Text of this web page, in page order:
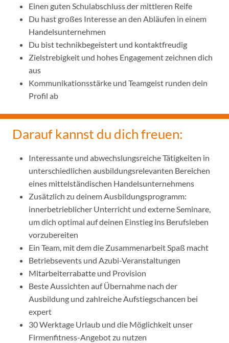
Einen guten Schulabschluss der mittleren Reife
Du hast großes Interesse an den Abläufen in einem
Handelsunternehmen
Du bist technikbegeistert und kontaktfreudig
Zielstrebigkeit und hohes Engagement zeichnen dich
aus
Kommunikationsstärke und Teamgeist runden dein
Profil ab
Darauf kannst du dich freuen:
Interessante und abwechslungsreiche Tätigkeiten in
unterschiedlichen ausbildungsrelevanten Bereichen
eines mittelständischen Handelsunternehmens
Zusätzlich zu deinem Ausbildungsprogramm:
innerbetrieblicher Unterricht und externe Seminare,
um dich optimal auf deinen Einstieg ins Berufsleben
vorzubereiten
Ein Team, mit dem die Zusammenarbeit Spaß macht
Betriebsevents und Azubi-Veranstaltungen
Mitarbeiterrabatte und Provision
Beste Aussichten auf Übernahme nach der
Ausbildung und zahlreiche Aufstiegschancen bei
expert
30 Werktage Urlaub und die Möglichkeit unser
Firmenfitness-Angebot zu nutzen